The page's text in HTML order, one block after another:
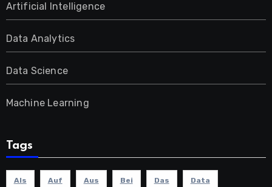
Artificial Intelligence
Data Analytics
Data Science
Machine Learning
Tags
Als Auf Aus Bei Das Data